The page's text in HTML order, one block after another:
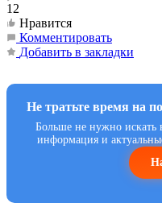
12
Нравится
Комментировать
Добавить в закладки
Не тратьте время на
Больше не нужно искать
информация и